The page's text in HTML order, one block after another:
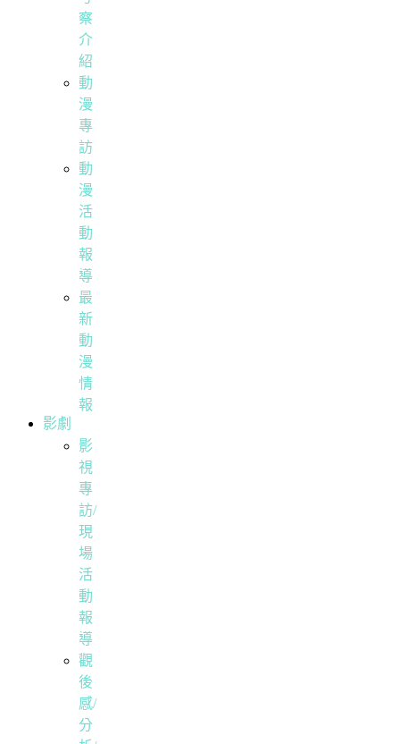
察
介
紹
動
漫
專
訪
動
漫
活
動
報
導
最
新
動
漫
情
報
影劇
影
視
專
訪/
現
場
活
動
報
導
觀
後
感/
分